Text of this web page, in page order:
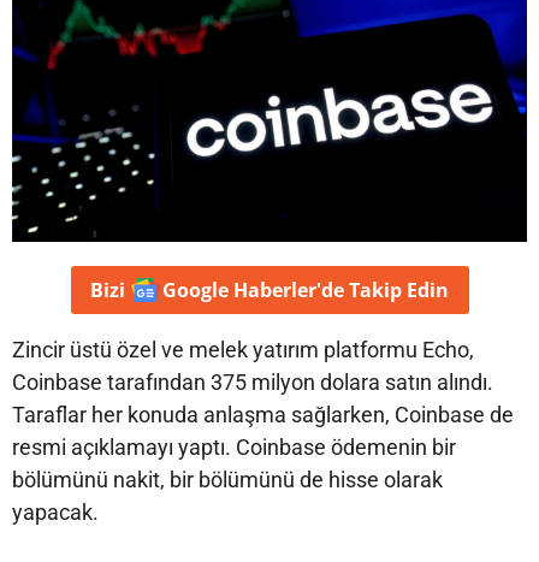
Bizi Google Haberler'deTakip Edin
Zincir üstü özel ve melek yatırım platformu Echo,
Coinbase tarafından 375 milyon dolara satın alındı.
Taraflar her konuda anlaşma sağlarken, Coinbase de
resmi açıklamayı yaptı. Coinbase ödemenin bir
bölümünü nakit, bir bölümünü de hisse olarak
yapacak.